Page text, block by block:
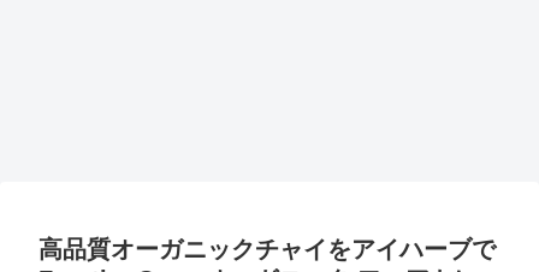
高品質オーガニックチャイをアイハーブで